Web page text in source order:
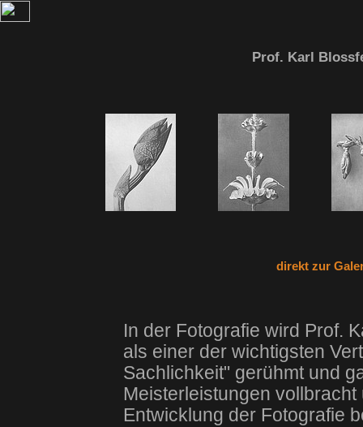
Prof. Karl
direkt zur
In der Fotografie wird Prof.
als einer der wichtigsten
Sachlichkeit" gerühmt und
Meisterleistungen
Entwicklung der Fotografie